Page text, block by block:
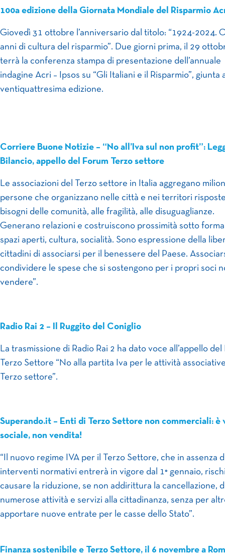
100a edizione della Giornata Mondiale del Risparmio
Giovedì 31 ottobre l’anniversario dal titolo: “1924-2024.
anni di cultura del risparmio”. Due giorni prima, il 29
terrà la conferenza stampa di presentazione dell’annuale
indagine Acri – Ipsos su “Gli Italiani e il Risparmio”, giunta
ventiquattresima edizione.
Corriere Buone Notizie – “No all’Iva sul non profit”:
Bilancio, appello del Forum Terzo settore
Le associazioni del Terzo settore in Italia aggregano
persone che organizzano nelle città e nei territori
bisogni delle comunità, alle fragilità, alle disuguaglianze.
Generano relazioni e costruiscono prossimità sotto
spazi aperti, cultura, socialità. Sono espressione della
cittadini di associarsi per il benessere del Paese.
condividere le spese che si sostengono per i propri soci
vendere”.
Radio Rai 2 – Il Ruggito del Coniglio
La trasmissione di Radio Rai 2 ha dato voce all’appello del
Terzo Settore “No alla partita Iva per le attività
Terzo settore”.
Superando.it – Enti di Terzo Settore non commerciali: è
sociale, non vendita!
“Il nuovo regime IVA per il Terzo Settore, che in assenza
interventi normativi entrerà in vigore dal 1° gennaio,
causare la riduzione, se non addirittura la cancellazione,
numerose attività e servizi alla cittadinanza, senza per
apportare nuove entrate per le casse dello Stato”.
Finanza sostenibile e Terzo Settore, il 6 novembre a